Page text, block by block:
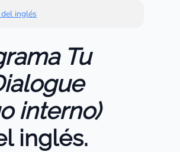
inglés
Tu
interno)
inglés.